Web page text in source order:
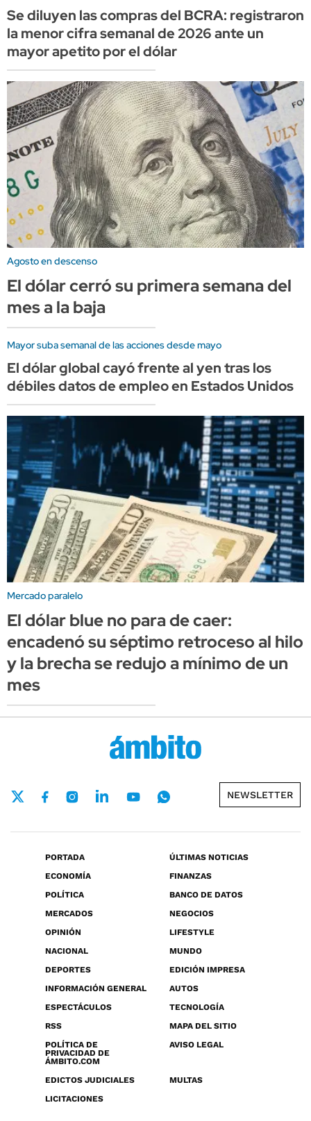
Se diluyen las compras del BCRA: registraron
la menor cifra semanal de 2026 ante un
mayor apetito por el dólar
Agosto en descenso
El dólar cerró su primera semana del
mes a la baja
Mayor suba semanal de las acciones desde mayo
El dólar global cayó frente al yen tras los
débiles datos de empleo en Estados Unidos
Mercado paralelo
El dólar blue no para de caer:
encadenó su séptimo retroceso al hilo
y la brecha se redujo a mínimo de un
mes
NEWSLETTER
PORTADA
ÚLTIMAS NOTICIAS
ECONOMÍA
FINANZAS
POLÍTICA
BANCO DE DATOS
MERCADOS
NEGOCIOS
OPINIÓN
LIFESTYLE
NACIONAL
MUNDO
DEPORTES
EDICIÓN IMPRESA
INFORMACIÓN GENERAL
AUTOS
ESPECTÁCULOS
TECNOLOGÍA
RSS
MAPA DEL SITIO
POLÍTICA DE
PRIVACIDAD DE
ÁMBITO.COM
AVISO LEGAL
EDICTOS JUDICIALES
MULTAS
LICITACIONES